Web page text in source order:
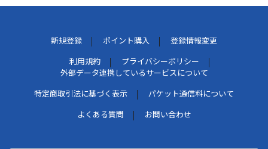
新規登録 ポイント購入
登録情報変更
利用規約
プライバシーポリシー
外部データ連携しているサービスについて
特定商取引法に基づく表示
パケット通信料について
よくある質問
お問い合わせ